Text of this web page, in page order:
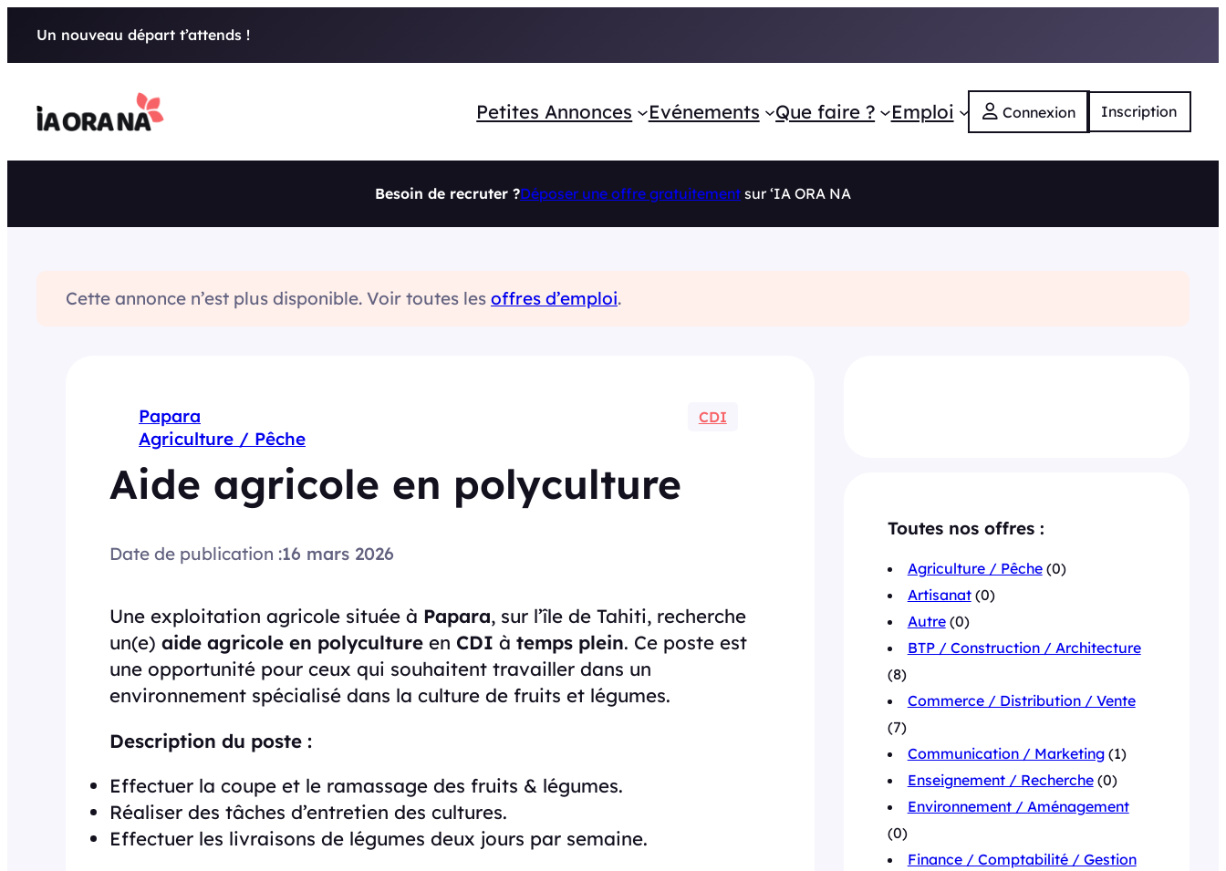
Un nouveau départ t’attends !
Petites Annonces Evénements Que faire ? Emploi Connexion Inscription
Besoin de recruter ?Déposer une offre gratuitement sur ‘IA ORA NA
Cette annonce n’est plus disponible. Voir toutes les offres d’emploi.
Papara CDI
Agriculture / Pêche
Aide agricole en polyculture
Date de publication :16 mars 2026
Une exploitation agricole située à Papara, sur l’île de Tahiti, recherche
un(e) aide agricole en polyculture en CDI à temps plein. Ce poste est
une opportunité pour ceux qui souhaitent travailler dans un
environnement spécialisé dans la culture de fruits et légumes.
Description du poste :
Effectuer la coupe et le ramassage des fruits & légumes.
Réaliser des tâches d’entretien des cultures.
Effectuer les livraisons de légumes deux jours par semaine.
Toutes nos offres :
Agriculture / Pêche(0)
Artisanat(0)
Autre(0)
BTP / Construction / Architecture
(8)
Commerce / Distribution / Vente
(7)
Communication / Marketing(1)
Enseignement / Recherche(0)
Environnement / Aménagement
(0)
Finance / Comptabilité / Gestion